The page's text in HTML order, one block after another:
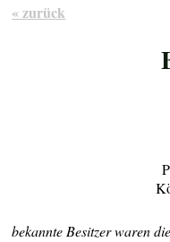
« zurück
bekannte Besitzer waren die